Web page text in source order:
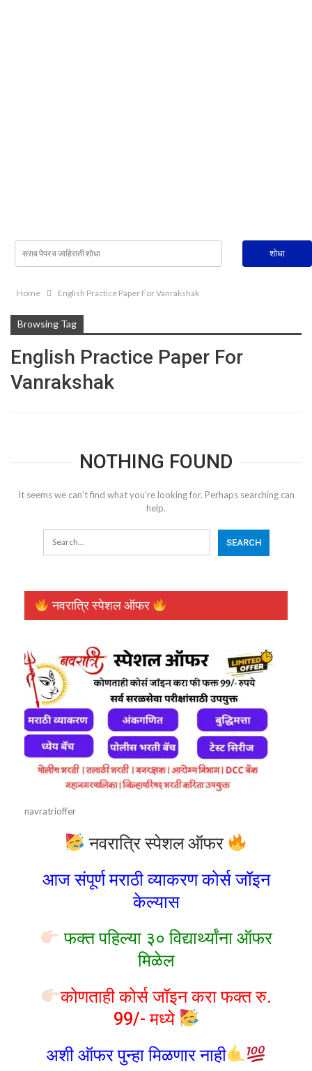
Home English Practice Paper For Vanrakshak
Browsing Tag
English Practice Paper For
Vanrakshak
NOTHING FOUND
It seems we can’t find what you’re looking for. Perhaps searching can
help.
नवरात्रि स्पेशल ऑफर
navratrioffer
नवरात्रि स्पेशल ऑफर
आज संपूर्ण मराठी व्याकरण कोर्स जॉइन
केल्यास
फक्त पहिल्या ३० विद्यार्थ्यांना ऑफर
मिळेल
कोणताही कोर्स जॉइन करा फक्त रु.
99/- मध्ये
अशी ऑफर पुन्हा मिळणार नाही